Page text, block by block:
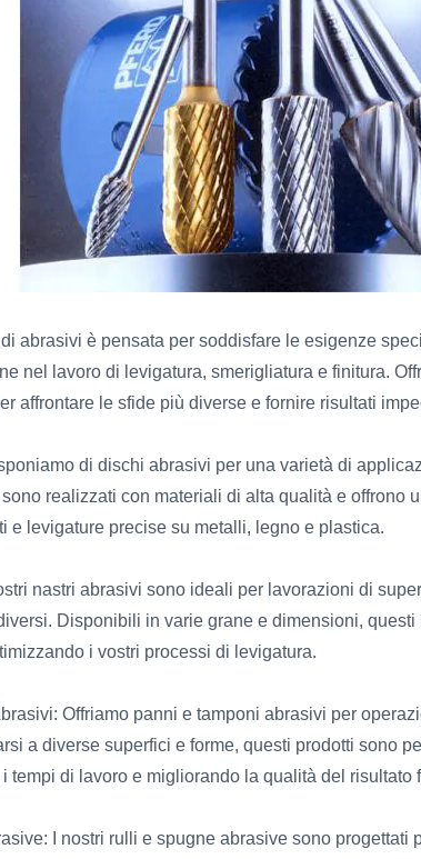
abrasivi è pensata per soddisfare le esigenze
nel lavoro di levigatura, smerigliatura e finitura.
affrontare le sfide più diverse e fornire risultati
di dischi abrasivi per una varietà di
realizzati con materiali di alta qualità e offrono
e levigature precise su metalli, legno e plastica.
nastri abrasivi sono ideali per lavorazioni di
Disponibili in varie grane e dimensioni,
i vostri processi di levigatura.
Offriamo panni e tamponi abrasivi per
a diverse superfici e forme, questi prodotti sono
tempi di lavoro e migliorando la qualità del risultato
I nostri rulli e spugne abrasive sono progettati